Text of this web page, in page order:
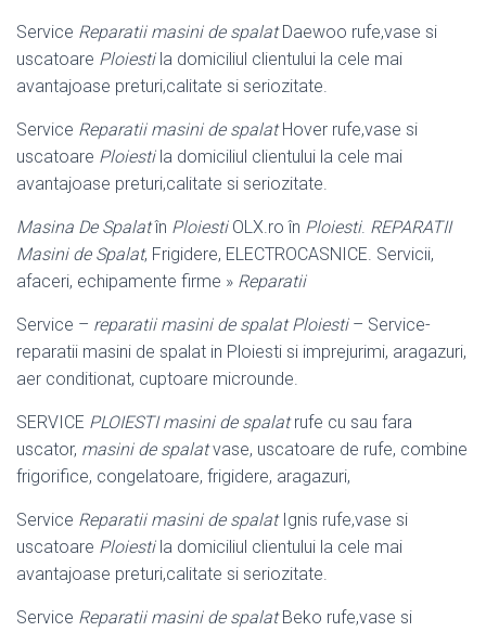
Service Reparatii masini de spalatDaewoo rufe,vase si
uscatoare Ploiestila domiciliul clientului la cele mai
avantajoase preturi,calitate si seriozitate.
Service Reparatii masini de spalatHover rufe,vase si
uscatoare Ploiestila domiciliul clientului la cele mai
avantajoase preturi,calitate si seriozitate.
Masina De Spalatîn PloiestiOLX.ro în Ploiesti. REPARATII
Masini de Spalat, Frigidere, ELECTROCASNICE. Servicii,
afaceri, echipamente firme » Reparatii
Service – reparatii masini de spalat Ploiesti– Service-
reparatii masini de spalat in Ploiesti si imprejurimi, aragazuri,
aer conditionat, cuptoare microunde.
SERVICE PLOIESTI masini de spalatrufe cu sau fara
uscator, masini de spalatvase, uscatoare de rufe, combine
frigorifice, congelatoare, frigidere, aragazuri,
Service Reparatii masini de spalatIgnis rufe,vase si
uscatoare Ploiestila domiciliul clientului la cele mai
avantajoase preturi,calitate si seriozitate.
Service Reparatii masini de spalatBeko rufe,vase si